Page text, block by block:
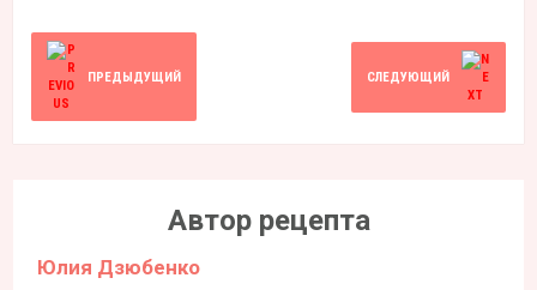
ПРЕДЫДУЩИЙ СЛЕДУЮЩИЙ
Автор рецепта
Юлия Дзюбенко